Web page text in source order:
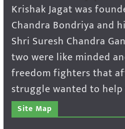
Krishak Jagat was
Chandra Bondriya and
Shri Suresh Chandra
two were like minded
freedom fighters that
struggle wanted to
Site Map